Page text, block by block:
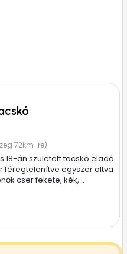
72km-re)
18-án született tacskó eladó
féregtelenítve egyszer oltva
cser fekete, kék,...